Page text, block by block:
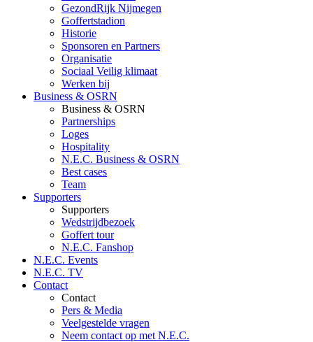
GezondRijk Nijmegen
Goffertstadion
Historie
Sponsoren en Partners
Organisatie
Sociaal Veilig klimaat
Werken bij
Business & OSRN
Business & OSRN
Partnerships
Loges
Hospitality
N.E.C. Business & OSRN
Best cases
Team
Supporters
Supporters
Wedstrijdbezoek
Goffert tour
N.E.C. Fanshop
N.E.C. Events
N.E.C. TV
Contact
Contact
Pers & Media
Veelgestelde vragen
Neem contact op met N.E.C.